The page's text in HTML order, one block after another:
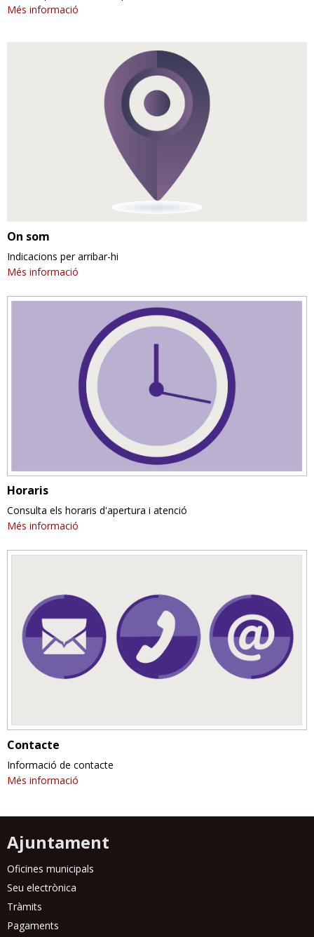
Més informació
On som
Indicacions per arribar-hi
Més informació
Horaris
Consulta els horaris d'apertura i atenció
Més informació
Contacte
Informació de contacte
Més informació
Ajuntament
Oficines municipals
Seu electrònica
Tràmits
Pagaments